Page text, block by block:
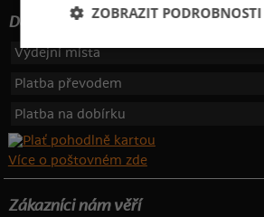
Dotujeme poštovné
Výdejní místa
Platba převodem
Platba na dobírku
Více o poštovném zde
Zákazníci nám věří
ZOBRAZIT PODROBNOSTI